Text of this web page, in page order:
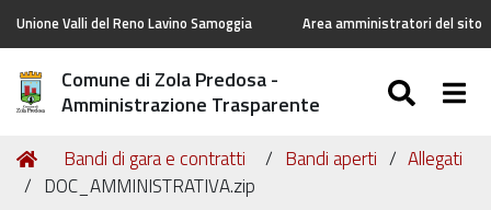
Unione Valli del Reno Lavino Samoggia Area amministratori del sito
Comune di Zola Predosa -
Amministrazione Trasparente
Tu
sei
Home
Bandi di gara e contratti Bandi aperti
Allegati
DOC_AMMINISTRATIVA.zip